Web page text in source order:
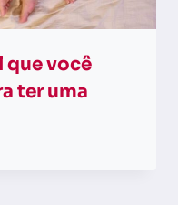
que você
ter uma